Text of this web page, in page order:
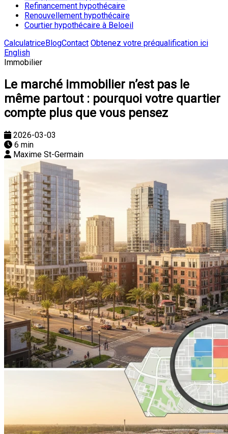
Refinancement hypothécaire
Renouvellement hypothécaire
Courtier hypothécaire à Beloeil
CalculatriceBlogContact Obtenez votre préqualification ici
English
Immobilier
Le marché immobilier n’est pas le
même partout : pourquoi votre quartier
compte plus que vous pensez
2026-03-03
6 min
Maxime St-Germain